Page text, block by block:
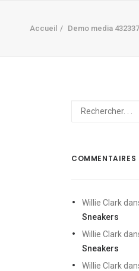
Accueil Demo media
COMMENTAIRES
Willie Clark
Sneakers
Willie Clark
Sneakers
Willie Clark